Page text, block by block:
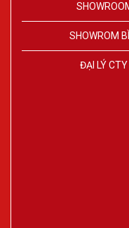
SHOWROM
ĐẠI LÝ